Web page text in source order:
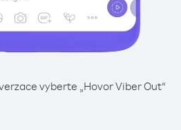
vyberte „Hovor Viber Out“